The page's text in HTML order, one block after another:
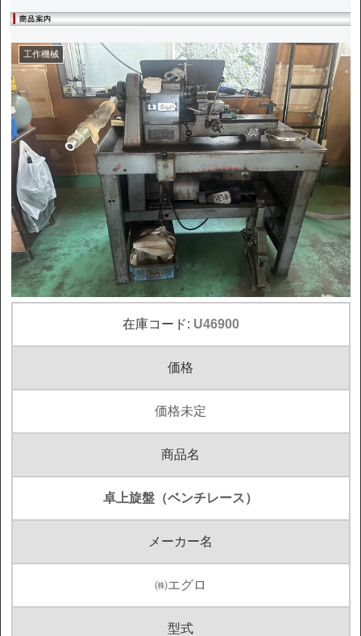
工作機械
在庫コード: U46900
価格
価格未定
商品名
卓上旋盤（ベンチレース）
メーカー名
㈱エグロ
型式